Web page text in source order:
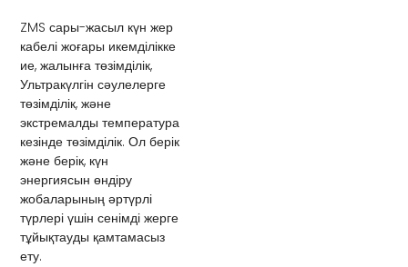
ZMS сары-жасыл күн жер
кабелі жоғары икемділікке
ие, жалынға төзімділік,
Ультракүлгін сәулелерге
төзімділік, және
экстремалды температура
кезінде төзімділік. Ол берік
және берік, күн
энергиясын өндіру
жобаларының әртүрлі
түрлері үшін сенімді жерге
тұйықтауды қамтамасыз
ету.